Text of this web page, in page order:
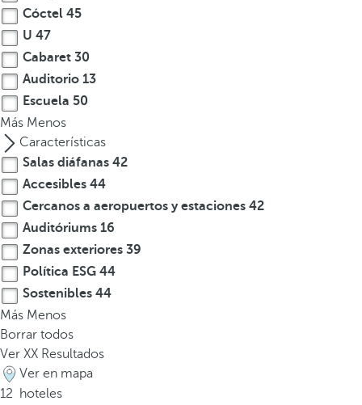
r
t
r
e
s
o
m
á
s
a
r
a
c
t
e
r
e
s
Cóctel 45
U 47
Cabaret 30
Auditorio 13
Escuela 50
Más Menos
Características
Salas diáfanas 42
Accesibles 44
Cercanos a aeropuertos y estaciones 42
Auditóriums 16
Zonas exteriores 39
Política ESG 44
Sostenibles 44
Más Menos
Borrar todos
Ver XX Resultados
Ver en mapa
12
hoteles